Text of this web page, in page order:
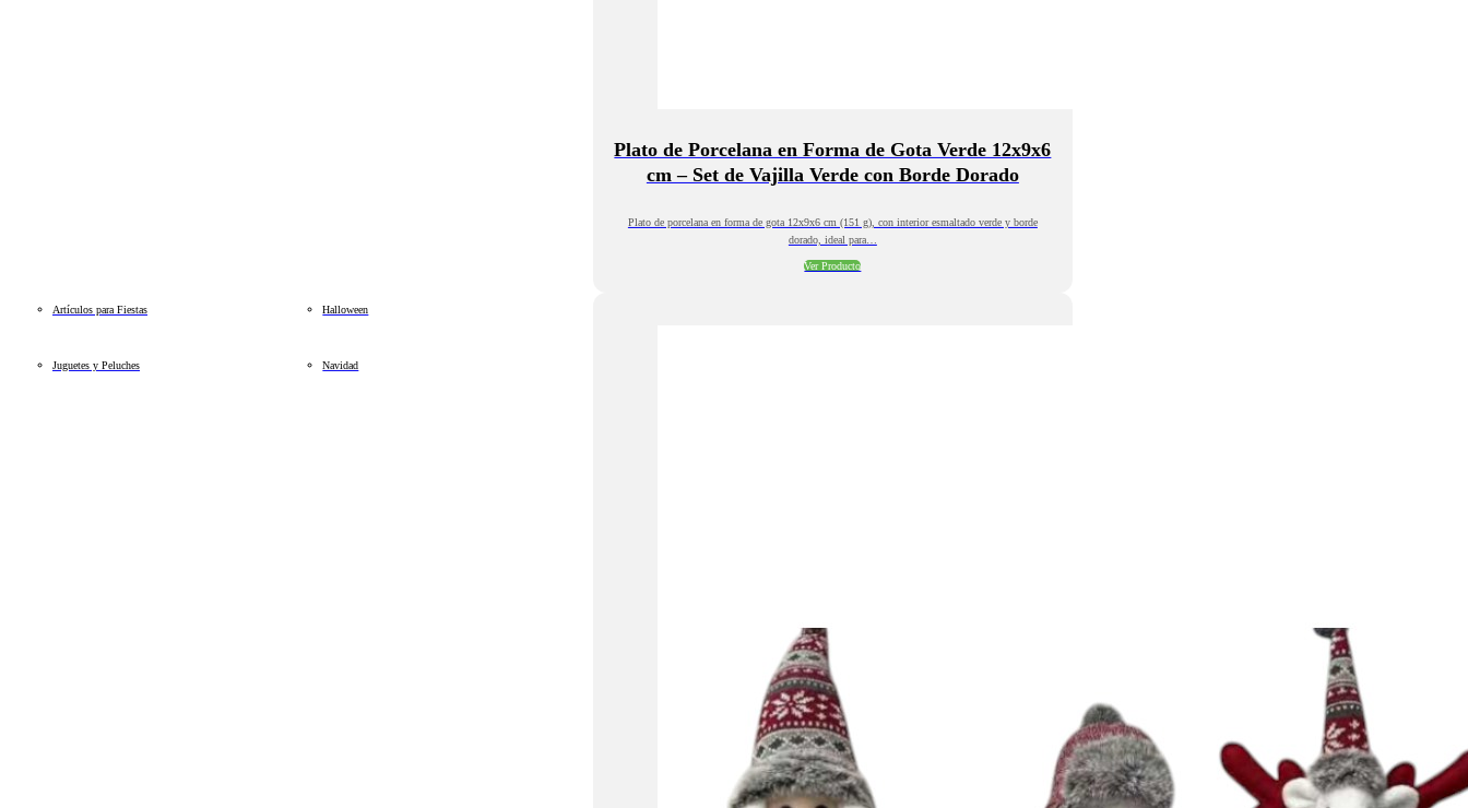
Plato de Porcelana en Forma de Gota Verde 12x9x6
cm – Set de Vajilla Verde con Borde Dorado
Plato de porcelana en forma de gota 12x9x6 cm (151 g), con interior esmaltado verde y borde
dorado, ideal para…
Ver Producto
Artículos para Fiestas Halloween
Juguetes y Peluches Navidad